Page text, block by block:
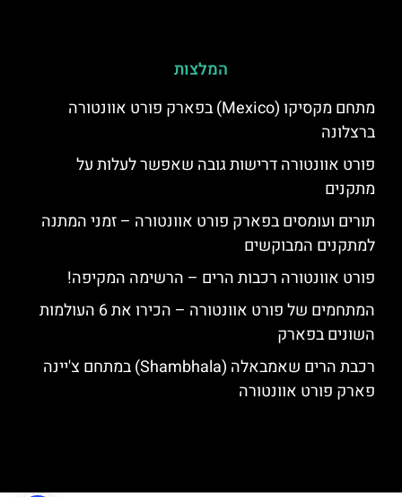
המלצות
מתחם מקסיקו (Mexico) בפארק פורט אוונטורה
ברצלונה
פורט אוונטורה דרישות גובה שאפשר לעלות על
מתקנים
תורים ועומסים בפארק פורט אוונטורה – זמני המתנה
למתקנים המבוקשים
פורט אוונטורה רכבות הרים – הרשימה המקיפה!
המתחמים של פורט אוונטורה – הכירו את 6 העולמות
השונים בפארק
רכבת הרים שאמבאלה (Shambhala) במתחם צ'יינה
פארק פורט אוונטורה